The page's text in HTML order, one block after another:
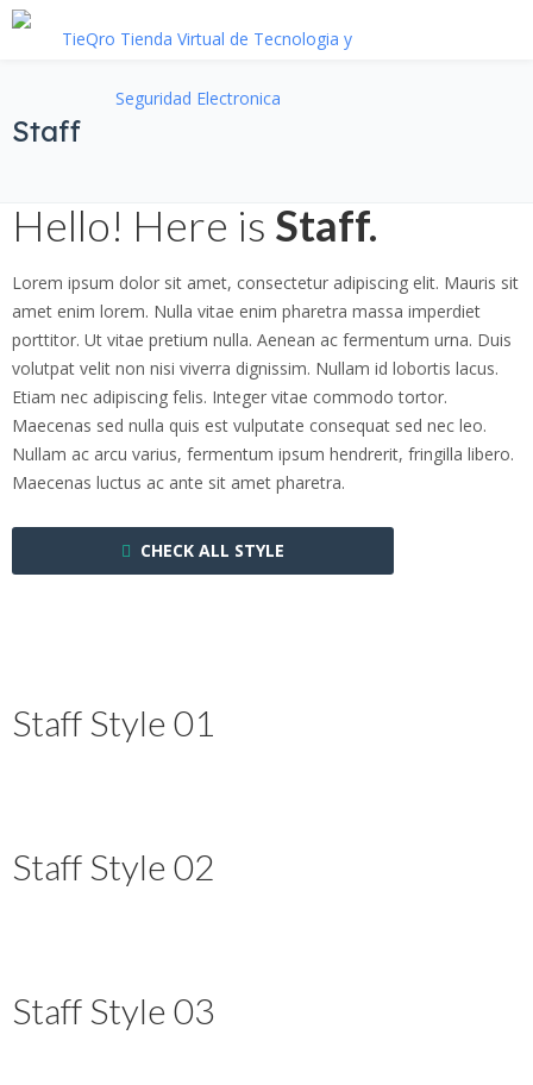
Staff
Hello! Here is Staff.
Lorem ipsum dolor sit amet, consectetur adipiscing elit. Mauris sit
amet enim lorem. Nulla vitae enim pharetra massa imperdiet
porttitor. Ut vitae pretium nulla. Aenean ac fermentum urna. Duis
volutpat velit non nisi viverra dignissim. Nullam id lobortis lacus.
Etiam nec adipiscing felis. Integer vitae commodo tortor.
Maecenas sed nulla quis est vulputate consequat sed nec leo.
Nullam ac arcu varius, fermentum ipsum hendrerit, fringilla libero.
Maecenas luctus ac ante sit amet pharetra.
CHECK ALL STYLE
Staff Style 01
Staff Style 02
Staff Style 03